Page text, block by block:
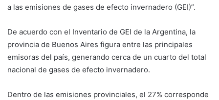
a las emisiones de gases de efecto invernadero (GEI)”.
De acuerdo con el Inventario de GEI de la Argentina, la
provincia de Buenos Aires figura entre las principales
emisoras del país, generando cerca de un cuarto del total
nacional de gases de efecto invernadero.
Dentro de las emisiones provinciales, el 27% corresponde